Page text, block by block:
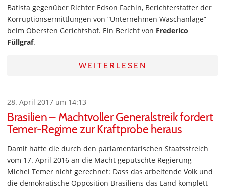
Batista gegenüber Richter Edson Fachin, Berichterstatter der
Korruptionsermittlungen von “Unternehmen Waschanlage”
beim Obersten Gerichtshof. Ein Bericht von Frederico
Füllgraf.
WEITERLESEN
28. April 2017 um 14:13
Brasilien – Machtvoller Generalstreik fordert
Temer-Regime zur Kraftprobe heraus
Damit hatte die durch den parlamentarischen Staatsstreich
vom 17. April 2016 an die Macht geputschte Regierung
Michel Temer nicht gerechnet: Dass das arbeitende Volk und
die demokratische Opposition Brasiliens das Land komplett